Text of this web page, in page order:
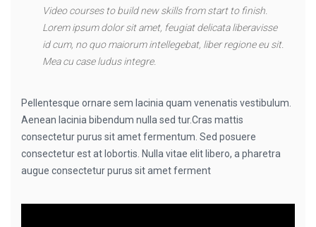
Video courses to build new skills from start to finish.
Lorem ipsum dolor sit amet, feugiat delicata liberavisse
id cum, no quo maiorum intellegebat, liber regione eu sit.
Mea cu case ludus integre.
Pellentesque ornare sem lacinia quam venenatis vestibulum.
Aenean lacinia bibendum nulla sed tur.Cras mattis
consectetur purus sit amet fermentum. Sed posuere
consectetur est at lobortis. Nulla vitae elit libero, a pharetra
augue consectetur purus sit amet ferment